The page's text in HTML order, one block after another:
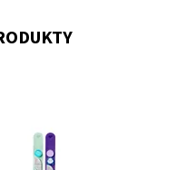
panen radost
zamiluje!